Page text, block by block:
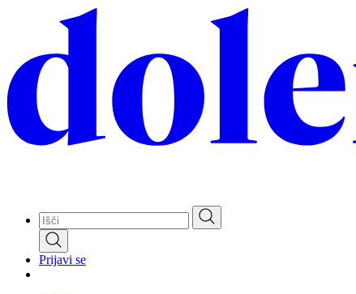
content
Prijavi se